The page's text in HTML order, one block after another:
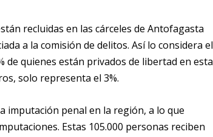
recluidas en las cárceles de Antofagasta
a la comisión de delitos. Así lo considera el
de quienes están privados de libertad en esta
solo representa el 3%.
imputación penal en la región, a lo que
Estas 105.000 personas reciben